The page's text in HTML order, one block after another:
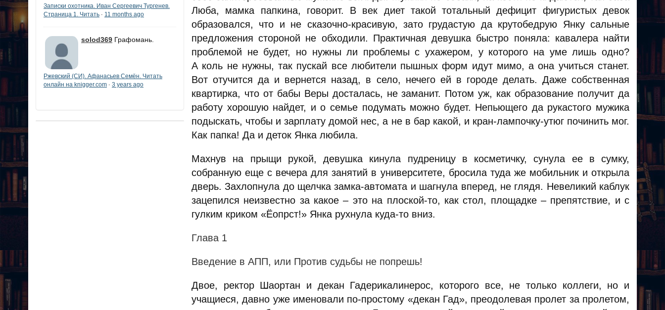
Записки охотника. Иван Сергеевич Тургенев.
Страница 1. Читать · 11 months ago
solod369 Графомань.
Ржевский (СИ). Афанасьев Семён. Читать
онлайн на knigger.com · 3 years ago
Люба, мамка папкина, говорит. В век диет такой тотальный дефицит фигуристых девок
образовался, что и не сказочно-красивую, зато грудастую да крутобедрую Янку сальные
предложения стороной не обходили. Практичная девушка быстро поняла: кавалера найти
проблемой не будет, но нужны ли проблемы с ухажером, у которого на уме лишь одно?
А коль не нужны, так пускай все любители пышных форм идут мимо, а она учиться станет.
Вот отучится да и вернется назад, в село, нечего ей в городе делать. Даже собственная
квартирка, что от бабы Веры досталась, не заманит. Потом уж, как образование получит да
работу хорошую найдет, и о семье подумать можно будет. Непьющего да рукастого мужика
подыскать, чтобы и зарплату домой нес, а не в бар какой, и кран-лампочку-утюг починить мог.
Как папка! Да и деток Янка любила.
Махнув на прыщи рукой, девушка кинула пудреницу в косметичку, сунула ее в сумку,
собранную еще с вечера для занятий в университете, бросила туда же мобильник и открыла
дверь. Захлопнула до щелчка замка-автомата и шагнула вперед, не глядя. Невеликий каблук
зацепился неизвестно за какое – это на плоской-то, как стол, площадке – препятствие, и с
гулким криком «Ёопрст!» Янка рухнула куда-то вниз.
Глава 1
Введение в АПП, или Против судьбы не попрешь!
Двое, ректор Шаортан и декан Гадерикалинерос, которого все, не только коллеги, но и
учащиеся, давно уже именовали по-простому «декан Гад», преодолевая пролет за пролетом,